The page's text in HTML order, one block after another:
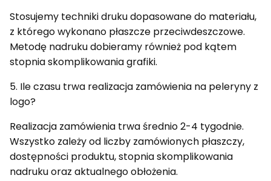
Stosujemy techniki druku dopasowane do materiału,
z którego wykonano płaszcze przeciwdeszczowe.
Metodę nadruku dobieramy również pod kątem
stopnia skomplikowania grafiki.
5. Ile czasu trwa realizacja zamówienia na peleryny z
logo?
Realizacja zamówienia trwa średnio 2-4 tygodnie.
Wszystko zależy od liczby zamówionych płaszczy,
dostępności produktu, stopnia skomplikowania
nadruku oraz aktualnego obłożenia.